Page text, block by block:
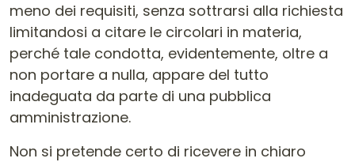
meno dei requisiti, senza sottrarsi alla richiesta
limitandosi a citare le circolari in materia,
perché tale condotta, evidentemente, oltre a
non portare a nulla, appare del tutto
inadeguata da parte di una pubblica
amministrazione.
Non si pretende certo di ricevere in chiaro